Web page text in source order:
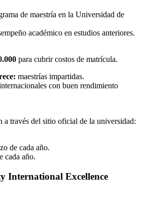
de maestría en la Universidad de
académico en estudios anteriores.
para cubrir costos de matrícula.
maestrías impartidas.
con buen rendimiento
a través del sitio oficial de la universidad:
de cada año.
cada año.
International Excellence